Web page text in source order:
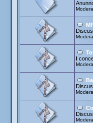
I